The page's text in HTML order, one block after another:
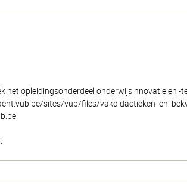
opleidingsonderdeel onderwijsinnovatie en -
sites/vub/files/